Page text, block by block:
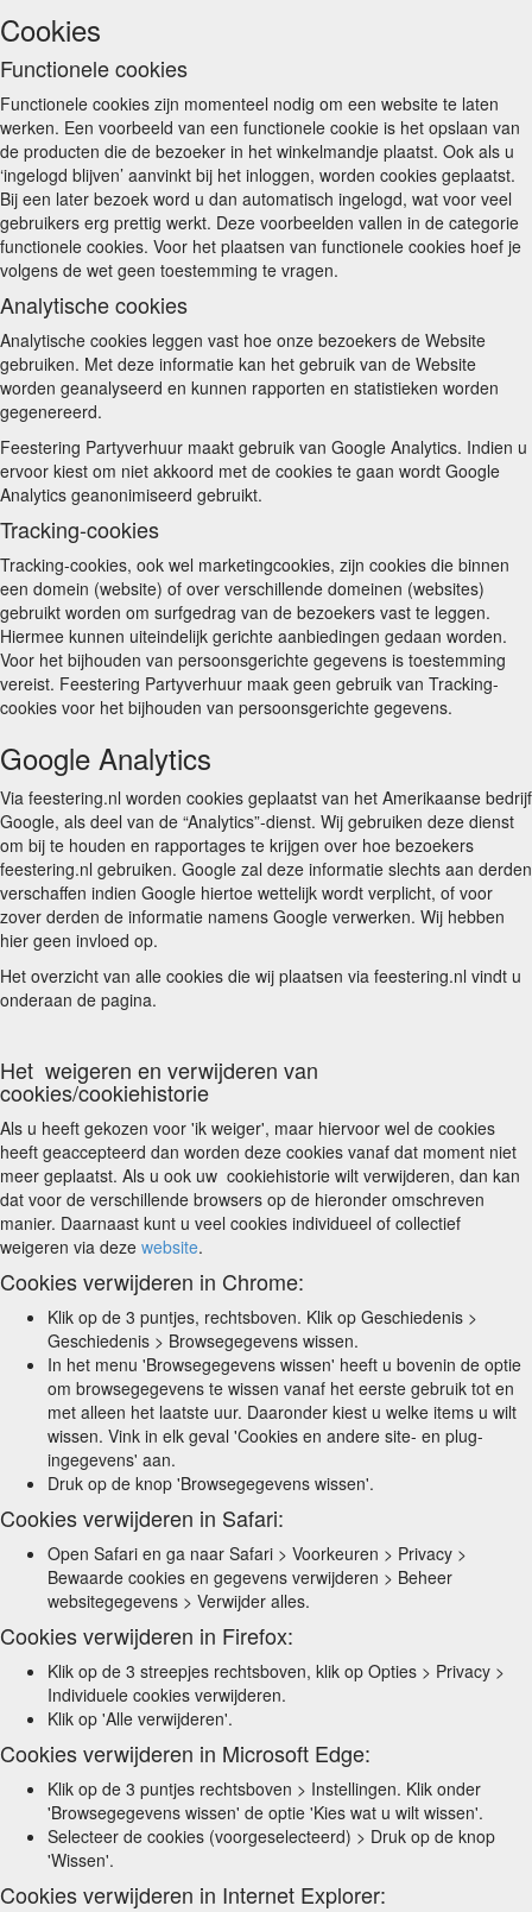
Cookies
Functionele cookies
Functionele cookies zijn momenteel nodig om een website te laten
werken. Een voorbeeld van een functionele cookie is het opslaan van
de producten die de bezoeker in het winkelmandje plaatst. Ook als u
‘ingelogd blijven’ aanvinkt bij het inloggen, worden cookies geplaatst.
Bij een later bezoek word u dan automatisch ingelogd, wat voor veel
gebruikers erg prettig werkt. Deze voorbeelden vallen in de categorie
functionele cookies. Voor het plaatsen van functionele cookies hoef je
volgens de wet geen toestemming te vragen.
Analytische cookies
Analytische cookies leggen vast hoe onze bezoekers de Website
gebruiken. Met deze informatie kan het gebruik van de Website
worden geanalyseerd en kunnen rapporten en statistieken worden
gegenereerd.
Feestering Partyverhuur maakt gebruik van Google Analytics. Indien u
ervoor kiest om niet akkoord met de cookies te gaan wordt Google
Analytics geanonimiseerd gebruikt.
Tracking-cookies
Tracking-cookies, ook wel marketingcookies, zijn cookies die binnen
een domein (website) of over verschillende domeinen (websites)
gebruikt worden om surfgedrag van de bezoekers vast te leggen.
Hiermee kunnen uiteindelijk gerichte aanbiedingen gedaan worden.
Voor het bijhouden van persoonsgerichte gegevens is toestemming
vereist. Feestering Partyverhuur maak geen gebruik van Tracking-
cookies voor het bijhouden van persoonsgerichte gegevens.
Google Analytics
Via feestering.nl worden cookies geplaatst van het Amerikaanse bedrijf
Google, als deel van de “Analytics”-dienst. Wij gebruiken deze dienst
om bij te houden en rapportages te krijgen over hoe bezoekers
feestering.nl gebruiken. Google zal deze informatie slechts aan derden
verschaffen indien Google hiertoe wettelijk wordt verplicht, of voor
zover derden de informatie namens Google verwerken. Wij hebben
hier geen invloed op.
Het overzicht van alle cookies die wij plaatsen via feestering.nl vindt u
onderaan de pagina.
Het weigeren en verwijderen van
cookies/cookiehistorie
Als u heeft gekozen voor 'ik weiger', maar hiervoor wel de cookies
heeft geaccepteerd dan worden deze cookies vanaf dat moment niet
meer geplaatst. Als u ook uw cookiehistorie wilt verwijderen, dan kan
dat voor de verschillende browsers op de hieronder omschreven
manier. Daarnaast kunt u veel cookies individueel of collectief
weigeren via deze website.
Cookies verwijderen in Chrome:
Klik op de 3 puntjes, rechtsboven. Klik op Geschiedenis >
Geschiedenis > Browsegegevens wissen.
In het menu 'Browsegegevens wissen' heeft u bovenin de optie
om browsegegevens te wissen vanaf het eerste gebruik tot en
met alleen het laatste uur. Daaronder kiest u welke items u wilt
wissen. Vink in elk geval 'Cookies en andere site- en plug-
ingegevens' aan.
Druk op de knop 'Browsegegevens wissen'.
Cookies verwijderen in Safari:
Open Safari en ga naar Safari > Voorkeuren > Privacy >
Bewaarde cookies en gegevens verwijderen > Beheer
websitegegevens > Verwijder alles.
Cookies verwijderen in Firefox:
Klik op de 3 streepjes rechtsboven, klik op Opties > Privacy >
Individuele cookies verwijderen.
Klik op 'Alle verwijderen'.
Cookies verwijderen in Microsoft Edge:
Klik op de 3 puntjes rechtsboven > Instellingen. Klik onder
'Browsegegevens wissen' de optie 'Kies wat u wilt wissen'.
Selecteer de cookies (voorgeselecteerd) > Druk op de knop
'Wissen'.
Cookies verwijderen in Internet Explorer: